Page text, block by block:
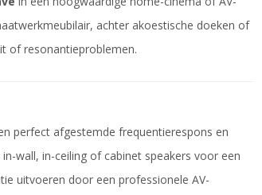
achter akoestische doeken of
of resonantieproblemen.
perfect afgestemde frequentierespons en
wall, in-ceiling of cabinet speakers voor een
uitvoeren door een professionele AV-